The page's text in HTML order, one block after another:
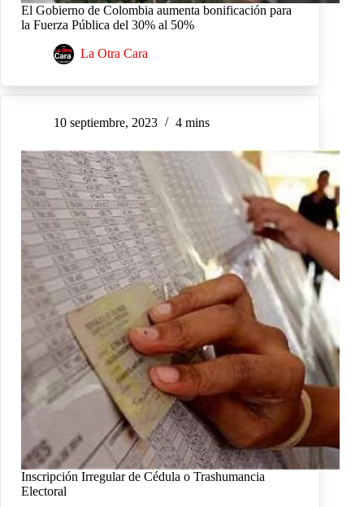
El Gobierno de Colombia aumenta bonificación para
la Fuerza Pública del 30% al 50%
La Otra Cara
10 septiembre, 2023 4 mins
Inscripción Irregular de Cédula o Trashumancia
Electoral